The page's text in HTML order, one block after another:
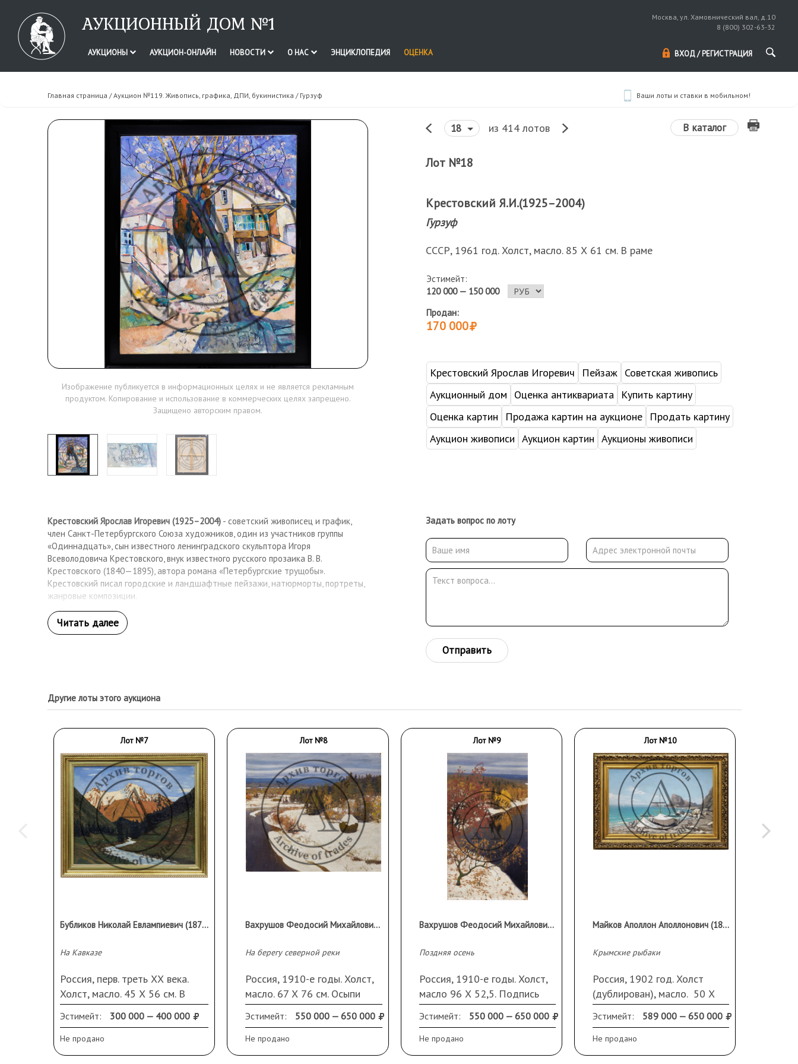
АУКЦИОННЫЙ ДОМ №1
Москва, ул. Хамовнический вал, д.10
8 (800) 302-63-32
АУКЦИОНЫ АУКЦИОН-ОНЛАЙН НОВОСТИ О НАС ЭНЦИКЛОПЕДИЯ ОЦЕНКА ВХОД / РЕГИСТРАЦИЯ
Главная страница /Аукцион №119. Живопись, графика, ДПИ, букинистика / Гурзуф Ваши лоты и ставки в мобильном!
Изображение публикуется в информационных целях и не является рекламным
продуктом. Копирование и использование в коммерческих целях запрещено.
Защищено авторским правом.
18 из 414 лотов В каталог
Лот №18
Крестовский Я.И.(1925–2004)
Гурзуф
СССР, 1961 год. Холст, масло. 85 Х 61 см. В раме
Эстимейт:
120 000 — 150 000
Продан:
170 000
Крестовский Ярослав Игоревич Пейзаж Советская живопись
Аукционный дом
Оценка антиквариата
Купить картину
Оценка картин
Продажа картин на аукционе
Продать картину
Аукцион живописи Аукцион картин Аукционы живописи
Крестовский Ярослав Игоревич (1925–2004) - советский живописец и график,
член Санкт-Петербургского Союза художников, один из участников группы
«Одиннадцать», сын известного ленинградского скульптора Игоря
Всеволодовича Крестовского, внук известного русского прозаика В. В.
Крестовского (1840—1895), автора романа «Петербургские трущобы».
Крестовский писал городские и ландшафтные пейзажи, натюрморты, портреты,
жанровые композиции.
Задать вопрос по лоту
Отправить
Другие лоты этого аукциона
Лот №7
Бубликов Николай Евлампиевич (1871-1942)
На Кавказе
Россия, перв. треть ХХ века.
Холст, масло. 45 Х 56 см. В
раме, отреставрирована,
подпись отсутствует.
Экспертное заключение
Екатеринбургского музея
Эстимейт: 300 000 — 400 000
Не продано
Лот №8
Вахрушов Феодосий Михайлович (1870 - 1931)
На берегу северной реки
Россия, 1910-е годы. Холст,
масло. 67 Х 76 см. Осыпи
красочного слоя,
загрязнения. Экспертиза
ВХНРЦ им. И.Э. Грабаря
(2022 г. эксперт Шишкина)
Эстимейт: 550 000 — 650 000
Не продано
Лот №9
Вахрушов Феодосий Михайлович (1870 - 1931)
Поздняя осень
Россия, 1910-е годы. Холст,
масло 96 Х 52,5. Подпись
слева внизу. Осыпи
красочного слоя,
загрязнения, повреждения в
правой части. Экспертиза
Эстимейт: 550 000 — 650 000
Не продано
Лот №10
Майков Аполлон Аполлонович (1866-ок.1917)
Крымские рыбаки
Россия, 1902 год. Холст
(дублирован), масло. 50 Х
84 см. Подпись и дата слева
внизу. Кракелюр. Оформлена
в раму (сколы)
Эстимейт: 589 000 — 650 000
Не продано